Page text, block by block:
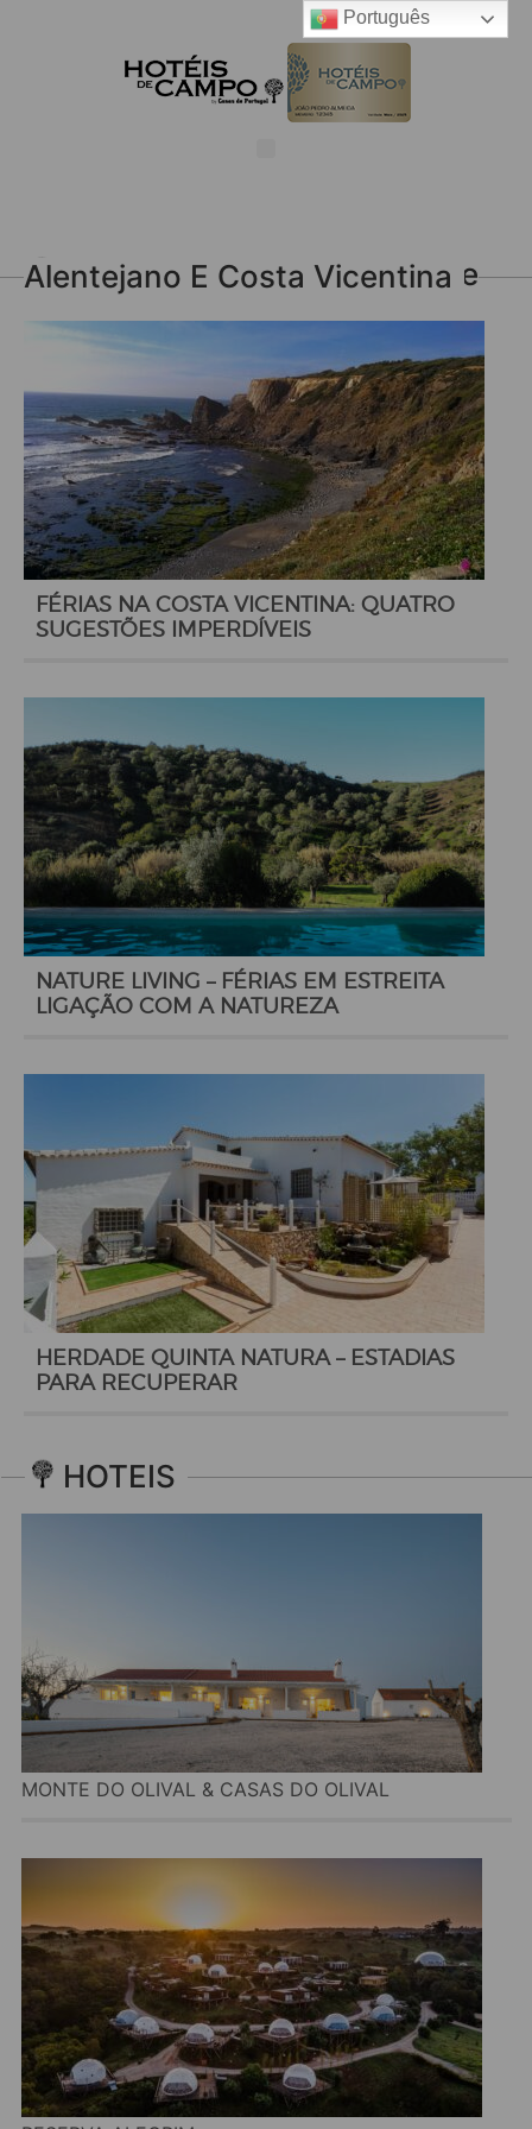
Parque Natural Do Sudoeste Alentejano E Costa Vicentina
FÉRIAS NA COSTA VICENTINA: QUATRO
SUGESTÕES IMPERDÍVEIS
NATURE LIVING – FÉRIAS EM ESTREITA
LIGAÇÃO COM A NATUREZA
HERDADE QUINTA NATURA – ESTADIAS
PARA RECUPERAR
HOTEIS
MONTE DO OLIVAL & CASAS DO OLIVAL
Português